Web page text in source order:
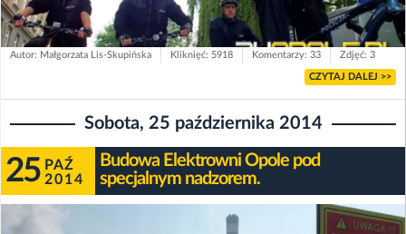
Autor: Małgorzata Lis-Skupińska Kliknięć: 5918 Komentarzy: 33 Zdjęć: 3
CZYTAJ DALEJ >>
Sobota, 25 października 2014
25 PAŹ
2014
Budowa Elektrowni Opole pod
specjalnym nadzorem.